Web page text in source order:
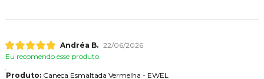
Andréa B. 22/06/2026
Eu recomendo esse produto.
Produto:Caneca Esmaltada Vermelha - EWEL